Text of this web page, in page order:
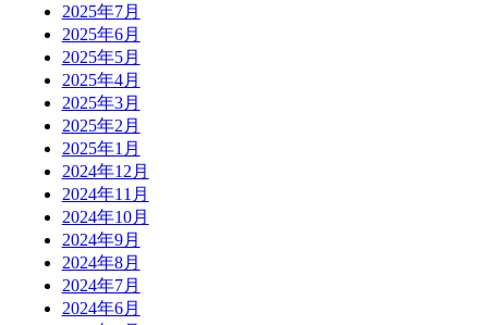
2025年7月
2025年6月
2025年5月
2025年4月
2025年3月
2025年2月
2025年1月
2024年12月
2024年11月
2024年10月
2024年9月
2024年8月
2024年7月
2024年6月